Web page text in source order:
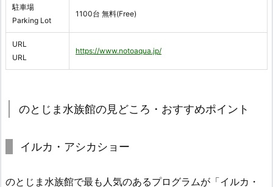
駐車場
Parking Lot
1100台 無料(Free)
URL
URL
https://www.notoaqua.jp/
のとじま水族館の見どころ・おすすめポイント
イルカ・アシカショー
のとじま水族館で最も人気のあるプログラムが「イルカ・